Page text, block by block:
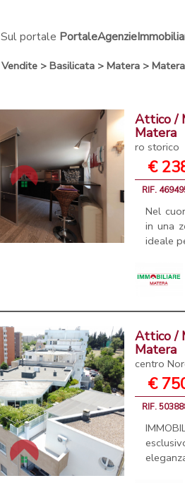
Sul portale
Vendite > Basilicata > Matera > Matera
Attico /
Matera
ro storico
€
RIF.
Nel
in una
ideale
Attico /
Matera
centro
€
RIF.